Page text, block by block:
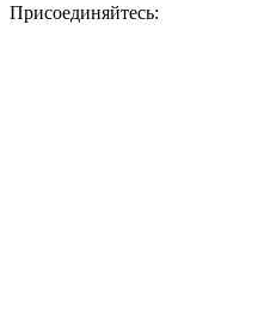
Присоединяйтесь: